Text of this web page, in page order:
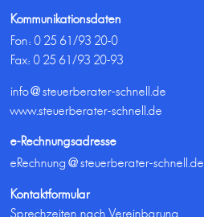
Kommunikationsdaten
Fon:0 25 61/93 20-0
Fax: 0 25 61/93 20-93
info@steuerberater-schnell.de
www.steuerberater-schnell.de
e-Rechnungsadresse
eRechnung@steuerberater-schnell.de
Kontaktformular
Sprechzeiten nach Vereinbarung